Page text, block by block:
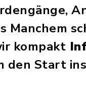
kompakt
den Start